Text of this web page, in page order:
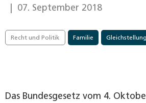
| 07. September 2018
Recht und Politik Familie Gleichstellung
Das Bundesgesetz vom 4.